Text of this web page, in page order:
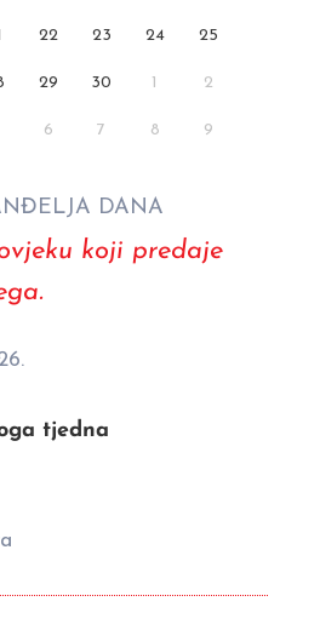
22 23 24 25
29 30 1 2
6 7 8 9
DANA
koji predaje
tjedna